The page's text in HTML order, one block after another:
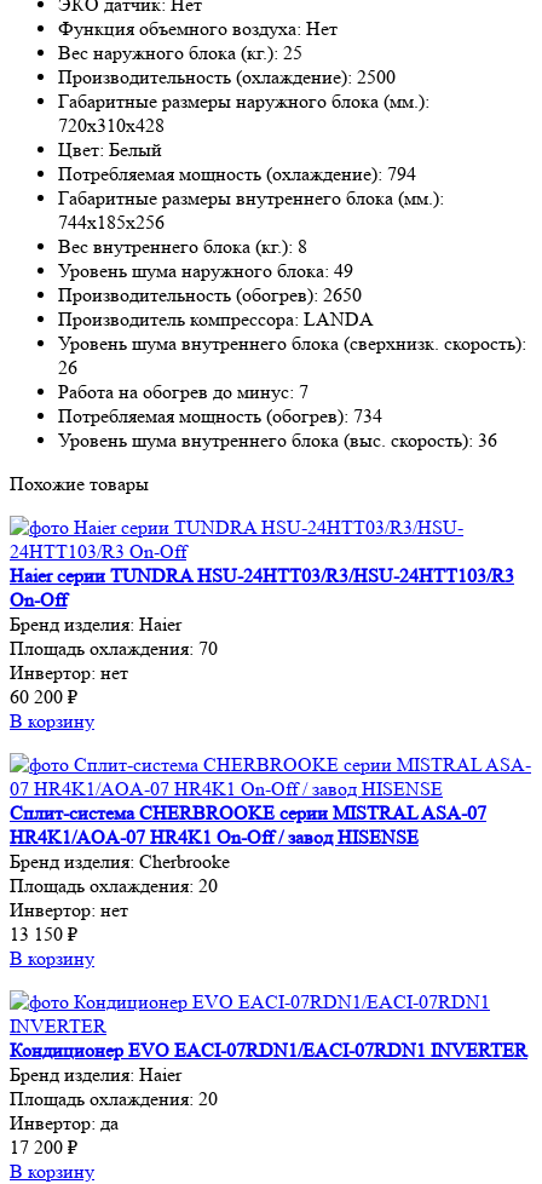
Функция объемного воздуха: Нет
Вес наружного блока (кг.): 25
Производительность (охлаждение): 2500
Габаритные размеры наружного блока (мм.):
720х310х428
Цвет: Белый
Потребляемая мощность (охлаждение): 794
Габаритные размеры внутреннего блока (мм.):
744х185х256
Вес внутреннего блока (кг.): 8
Уровень шума наружного блока: 49
Производительность (обогрев): 2650
Производитель компрессора: LANDA
Уровень шума внутреннего блока (сверхнизк. скорость):
26
Работа на обогрев до минус: 7
Потребляемая мощность (обогрев): 734
Уровень шума внутреннего блока (выс. скорость): 36
Похожие товары
Haier серии TUNDRA HSU-24HTT03/R3/HSU-24HTT103/R3
On-Off
Бренд изделия: Haier
Площадь охлаждения: 70
Инвертор: нет
60 200 ₽
В корзину
Сплит-система CHERBROOKE серии MISTRAL ASA-07
HR4K1/AOA-07 HR4K1 On-Off / завод HISENSE
Бренд изделия: Cherbrooke
Площадь охлаждения: 20
Инвертор: нет
13 150 ₽
В корзину
Кондиционер EVO EACI-07RDN1/EACI-07RDN1 INVERTER
Бренд изделия: Haier
Площадь охлаждения: 20
Инвертор: да
17 200 ₽
В корзину